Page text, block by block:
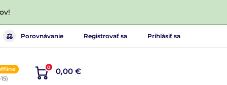
Porovnávanie Registrovať sa Prihlásiť sa
0 0,00 €